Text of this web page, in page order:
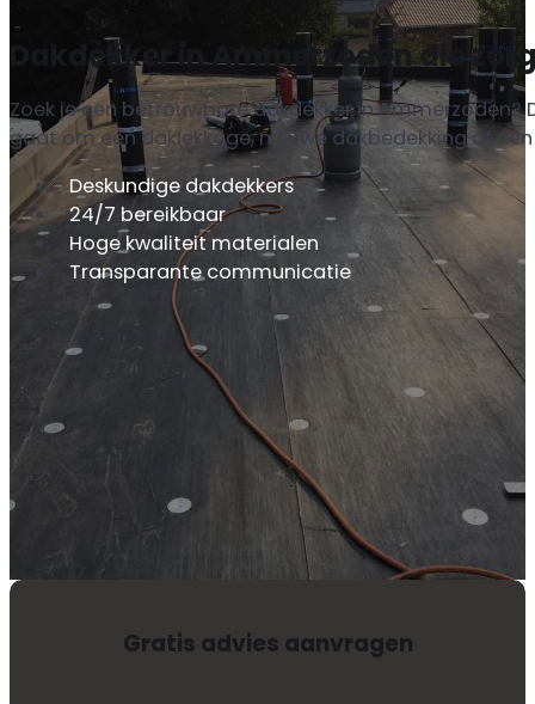
Dakdekker in Ammerzoden die
Zoek je een betrouwbare dakdekker in
gaat om een daklekkage, nieuwe dakbedekking of
Deskundige dakdekkers
24/7 bereikbaar
Hoge kwaliteit materialen
Transparante communicatie
Gratis advies aanvragen